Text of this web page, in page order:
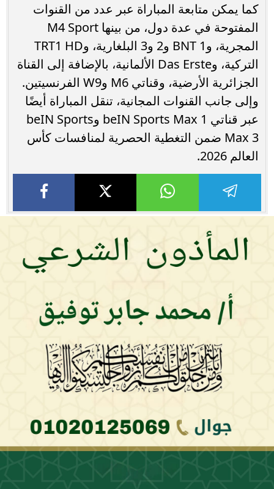
كما يمكن متابعة المباراة عبر عدد من القنوات
المفتوحة في عدة دول، من بينها M4 Sport
المجرية، وBNT 1 و2 و3 البلغارية، وTRT1 HD
التركية، وDas Erste الألمانية، بالإضافة إلى القناة
الجزائرية الأرضية، وقناتي M6 وW9 الفرنسيتين.
وإلى جانب القنوات المجانية، تنقل المباراة أيضًا
عبر قناتي beIN Sports Max 1 وbeIN Sports
Max 3 ضمن التغطية الحصرية لمنافسات كأس
العالم 2026.